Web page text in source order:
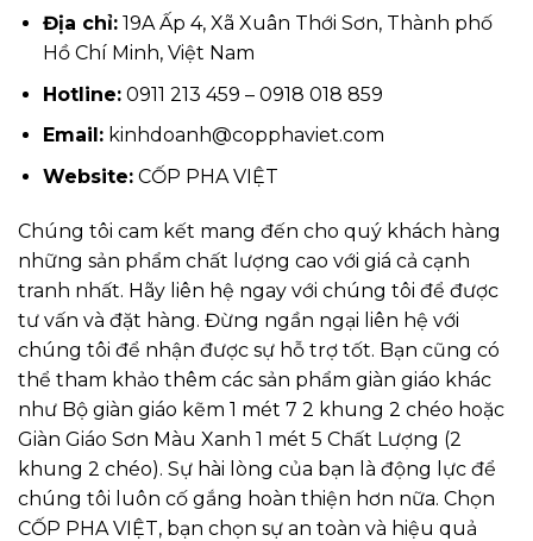
Địa chỉ:19A Ấp 4, Xã Xuân Thới Sơn, Thành phố
Hồ Chí Minh, Việt Nam
Hotline:0911 213 459 – 0918 018 859
Email:kinhdoanh@copphaviet.com
Website: CỐP PHA VIỆT
Chúng tôi cam kết mang đến cho quý khách hàng
những sản phẩm chất lượng cao với giá cả cạnh
tranh nhất. Hãy liên hệ ngay với chúng tôi để được
tư vấn và đặt hàng. Đừng ngần ngại liên hệ với
chúng tôi để nhận được sự hỗ trợ tốt. Bạn cũng có
thể tham khảo thêm các sản phẩm giàn giáo khác
như Bộ giàn giáo kẽm 1 mét 7 2 khung 2 chéo hoặc
Giàn Giáo Sơn Màu Xanh 1 mét 5 Chất Lượng (2
khung 2 chéo). Sự hài lòng của bạn là động lực để
chúng tôi luôn cố gắng hoàn thiện hơn nữa. Chọn
CỐP PHA VIỆT, bạn chọn sự an toàn và hiệu quả